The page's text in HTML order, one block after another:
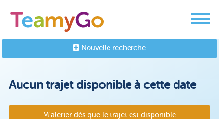
Nouvelle recherche
Aucun trajet disponible à cette date
M'alerter dès que le trajet est disponible